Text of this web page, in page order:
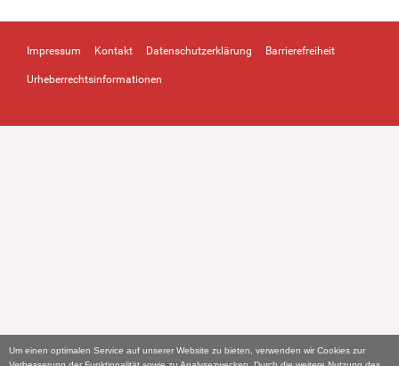
Um einen optimalen Service auf unserer Website zu bieten, verwenden wir Cookies zur
Impressum Kontakt Datenschutzerklärung Barrierefreiheit
Urheberrechtsinformationen